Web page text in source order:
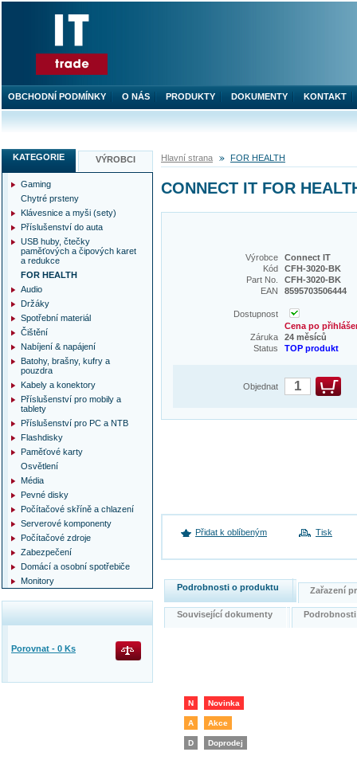
Hlavní strana FOR HEALTH
CONNECT IT FOR
Výrobce
Connect IT
Kód
CFH-3020-BK
Part No.
CFH-3020-BK
EAN
8595703506444
Dostupnost
Cena po
Záruka
24 měsíců
Status
TOP produkt
Objednat
Přidat k oblíbeným Tisk
Podrobnosti o produktu Zařazení
Související dokumenty
N Novinka
A Akce
D Doprodej
KATEGORIE VÝROBCI
Gaming
Chytré prsteny
Klávesnice a myši (sety)
Příslušenství do auta
USB huby, čtečky
paměťových a čipových karet
a redukce
FOR HEALTH
Audio
Držáky
Spotřební materiál
Čištění
Nabíjení & napájení
Batohy, brašny, kufry a
pouzdra
Kabely a konektory
Příslušenství pro mobily a
tablety
Příslušenství pro PC a NTB
Flashdisky
Paměťové karty
Osvětlení
Média
Pevné disky
Počítačové skříně a chlazení
Serverové komponenty
Počítačové zdroje
Zabezpečení
Domácí a osobní spotřebiče
Monitory
Porovnat - 0 Ks
OBCHODNÍ PODMÍNKY O NÁS PRODUKTY DOKUMENTY KONTAKT